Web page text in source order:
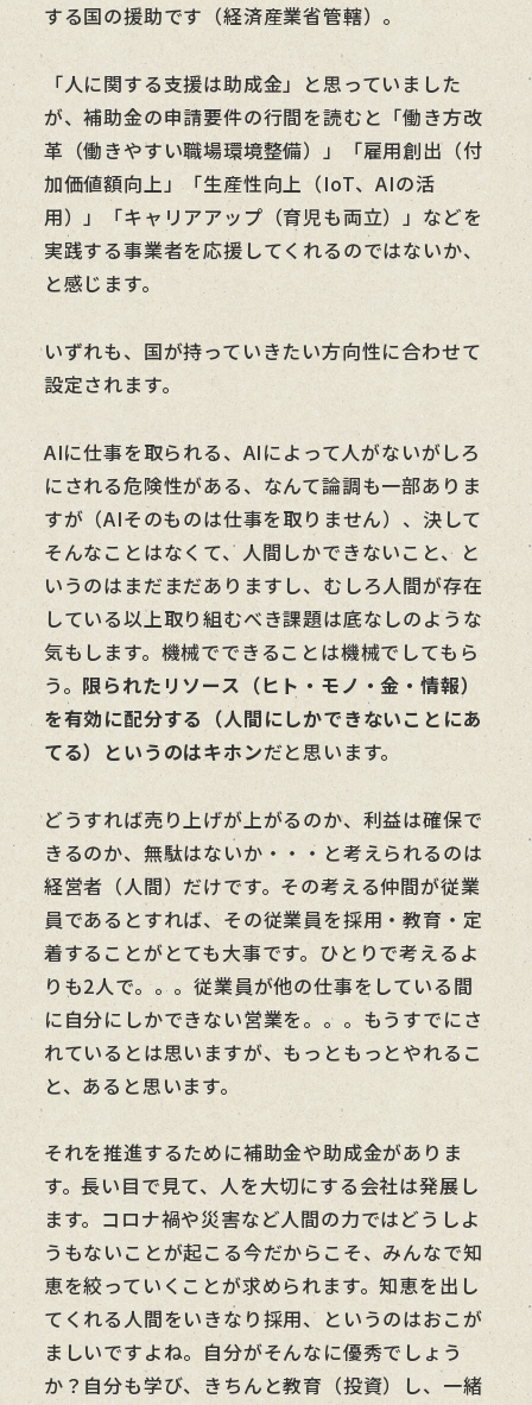
する国の援助です（経済産業省管轄）。
「人に関する支援は助成金」と思っていました
が、補助金の申請要件の行間を読むと「働き方改
革（働きやすい職場環境整備）」「雇用創出（付
加価値額向上」「生産性向上（IoT、AIの活
用）」「キャリアアップ（育児も両立）」などを
実践する事業者を応援してくれるのではないか、
と感じます。
いずれも、国が持っていきたい方向性に合わせて
設定されます。
AIに仕事を取られる、AIによって人がないがしろ
にされる危険性がある、なんて論調も一部ありま
すが（AIそのものは仕事を取りません）、決して
そんなことはなくて、人間しかできないこと、と
いうのはまだまだありますし、むしろ人間が存在
している以上取り組むべき課題は底なしのような
気もします。機械でできることは機械でしてもら
う。限られたリソース（ヒト・モノ・金・情報）
を有効に配分する（人間にしかできないことにあ
てる）というのはキホンだと思います。
どうすれば売り上げが上がるのか、利益は確保で
きるのか、無駄はないか・・・と考えられるのは
経営者（人間）だけです。その考える仲間が従業
員であるとすれば、その従業員を採用・教育・定
着することがとても大事です。ひとりで考えるよ
りも2人で。。。従業員が他の仕事をしている間
に自分にしかできない営業を。。。もうすでにさ
れているとは思いますが、もっともっとやれるこ
と、あると思います。
それを推進するために補助金や助成金がありま
す。長い目で見て、人を大切にする会社は発展し
ます。コロナ禍や災害など人間の力ではどうしよ
うもないことが起こる今だからこそ、みんなで知
恵を絞っていくことが求められます。知恵を出し
てくれる人間をいきなり採用、というのはおこが
ましいですよね。自分がそんなに優秀でしょう
か？自分も学び、きちんと教育（投資）し、一緒